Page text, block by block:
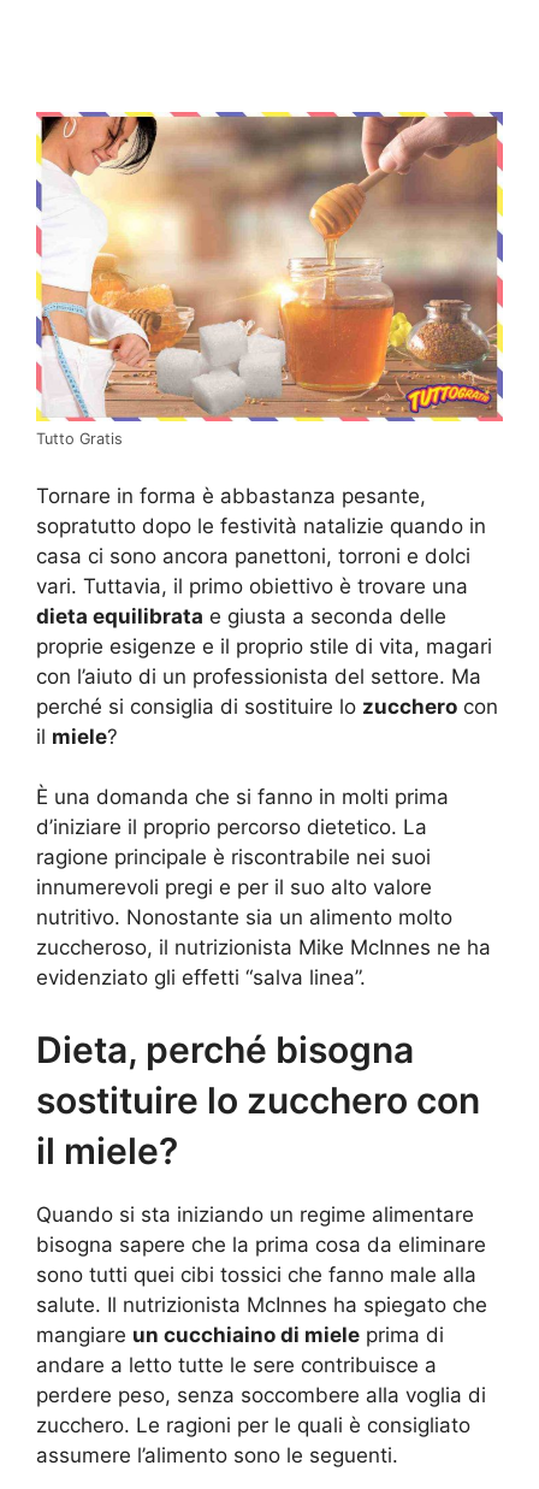
Tutto Gratis
Tornare in forma è abbastanza pesante,
sopratutto dopo le festività natalizie quando in
casa ci sono ancora panettoni, torroni e dolci
vari. Tuttavia, il primo obiettivo è trovare una
dieta equilibrata e giusta a seconda delle
proprie esigenze e il proprio stile di vita, magari
con l’aiuto di un professionista del settore. Ma
perché si consiglia di sostituire lo zucchero con
il miele?
È una domanda che si fanno in molti prima
d’iniziare il proprio percorso dietetico. La
ragione principale è riscontrabile nei suoi
innumerevoli pregi e per il suo alto valore
nutritivo. Nonostante sia un alimento molto
zuccheroso, il nutrizionista Mike McInnes ne ha
evidenziato gli effetti “salva linea”.
Dieta, perché bisogna
sostituire lo zucchero con
il miele?
Quando si sta iniziando un regime alimentare
bisogna sapere che la prima cosa da eliminare
sono tutti quei cibi tossici che fanno male alla
salute. Il nutrizionista McInnes ha spiegato che
mangiare un cucchiaino di miele prima di
andare a letto tutte le sere contribuisce a
perdere peso, senza soccombere alla voglia di
zucchero. Le ragioni per le quali è consigliato
assumere l’alimento sono le seguenti.